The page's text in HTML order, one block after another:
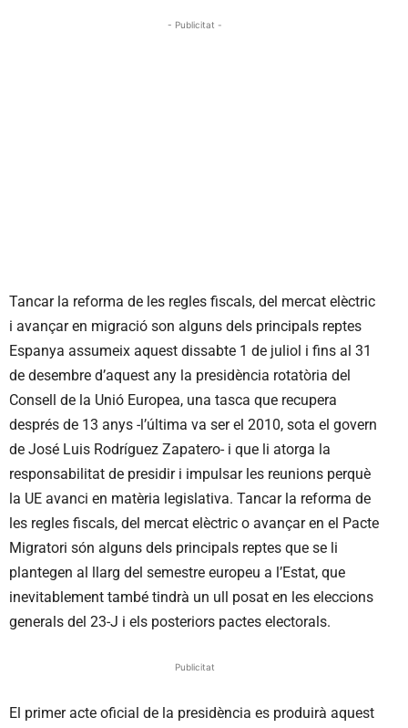
- Publicitat -
Tancar la reforma de les regles fiscals, del mercat elèctric
i avançar en migració son alguns dels principals reptes
Espanya assumeix aquest dissabte 1 de juliol i fins al 31
de desembre d’aquest any la presidència rotatòria del
Consell de la Unió Europea, una tasca que recupera
després de 13 anys -l’última va ser el 2010, sota el govern
de José Luis Rodríguez Zapatero- i que li atorga la
responsabilitat de presidir i impulsar les reunions perquè
la UE avanci en matèria legislativa. Tancar la reforma de
les regles fiscals, del mercat elèctric o avançar en el Pacte
Migratori són alguns dels principals reptes que se li
plantegen al llarg del semestre europeu a l’Estat, que
inevitablement també tindrà un ull posat en les eleccions
generals del 23-J i els posteriors pactes electorals.
Publicitat
El primer acte oficial de la presidència es produirà aquest